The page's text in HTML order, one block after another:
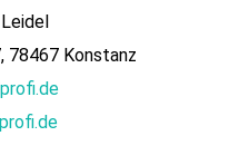
78467 Konstanz